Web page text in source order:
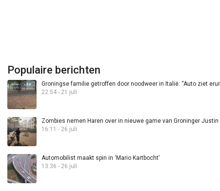
Populaire berichten
Groningse familie getroffen door noodweer in Italië: “Auto ziet
22:54 - 21 juli
Zombies nemen Haren over in nieuwe game van Groninger Justin
16:11 - 26 juli
Automobilist maakt spin in ‘Mario Kartbocht’
13:36 - 26 juli